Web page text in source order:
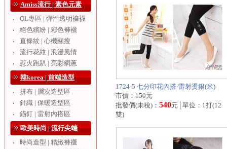
Amiss流行 | 素色元素
‧
OL專區 | 彈性透明褲襪
‧
絕色繽紛 | 彩色褲襪
‧
直條紋 | 心機顯瘦
‧
流行花紋 | 浪漫風情
‧
惹火跑趴 | 亮彩網蔥
韓korea | 前端造型
‧
拼布 | 層次造型區
‧
針織 | 保暖造型區
‧
錨釘 | 雷射內搭區
歐美時尚 | 流行尖端
‧
時尚造型 | 精緻褲襪
1724-5 七分印花內搭-雷射燙銀(米)
市價：150元
批發價(未稅)： 540元│單位：1打(12
雙)